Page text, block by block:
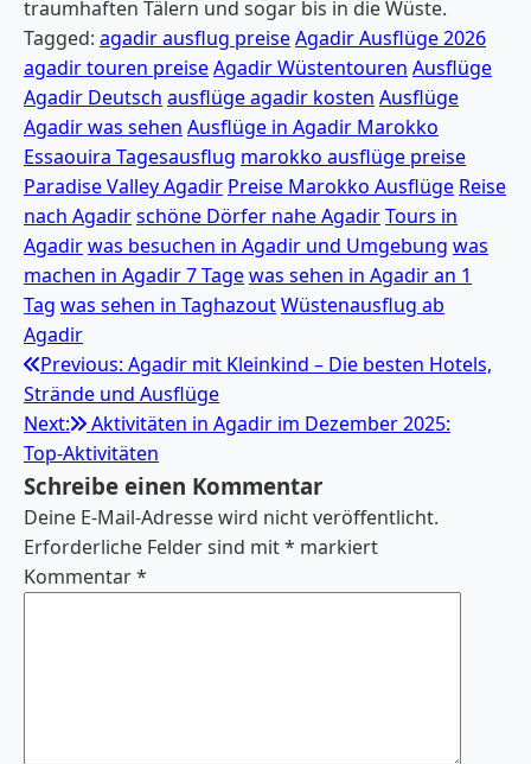
traumhaften Tälern und sogar bis in die Wüste.
Tagged: agadir ausflug preiseAgadir Ausflüge 2026
agadir touren preiseAgadir Wüstentouren Ausflüge
Agadir Deutsch ausflüge agadir kosten Ausflüge
Agadir was sehen Ausflüge in Agadir Marokko
Essaouira Tagesausflug marokko ausflüge preise
Paradise Valley Agadir Preise Marokko Ausflüge Reise
nach Agadirschöne Dörfer nahe AgadirTours in
Agadirwas besuchen in Agadir und Umgebung was
machen in Agadir 7 Tagewas sehen in Agadir an 1
Tag was sehen in TaghazoutWüstenausflug ab
Agadir
Beitragsnavigation
Previous: Agadir mit Kleinkind – Die besten Hotels,
Strände und Ausflüge
Next:
Aktivitäten in Agadir im Dezember 2025:
Top‑Aktivitäten
Schreibe einen Kommentar
Deine E-Mail-Adresse wird nicht veröffentlicht.
Erforderliche Felder sind mit* markiert
Kommentar*